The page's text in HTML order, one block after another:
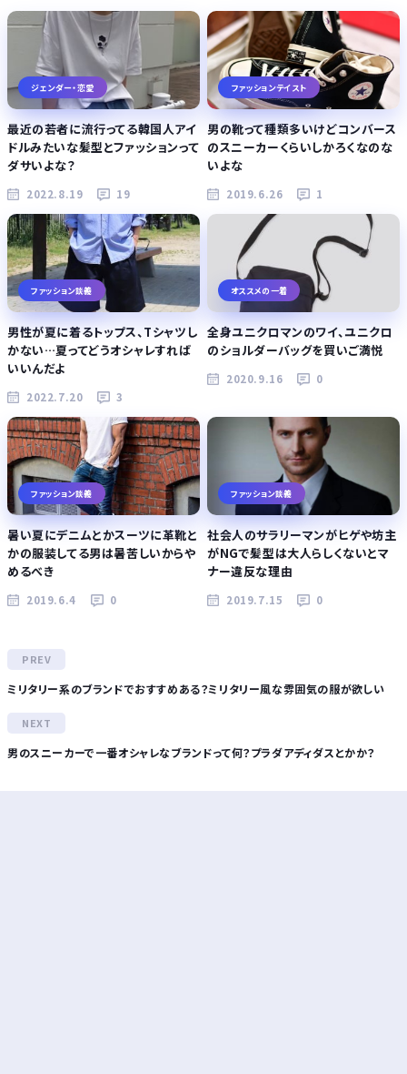
ジェンダー・恋愛
最近の若者に流行ってる韓国人アイ
ドルみたいな髪型とファッションって
ダサいよな？
2022.8.19 19
ファッションテイスト
男の靴って種類多いけどコンバース
のスニーカーくらいしかろくなのな
いよな
2019.6.26 1
ファッション談義
男性が夏に着るトップス、Tシャツし
かない…夏ってどうオシャレすれば
いいんだよ
2022.7.20 3
オススメの一着
全身ユニクロマンのワイ、ユニクロ
のショルダーバッグを買いご満悦
2020.9.16 0
ファッション談義
暑い夏にデニムとかスーツに革靴と
かの服装してる男は暑苦しいからや
めるべき
2019.6.4 0
ファッション談義
社会人のサラリーマンがヒゲや坊主
がNGで髪型は大人らしくないとマ
ナー違反な理由
2019.7.15 0
ミリタリー系のブランドでおすすめある？ミリタリー風な雰囲気の服が欲しい
男のスニーカーで一番オシャレなブランドって何？プラダアディダスとかか？